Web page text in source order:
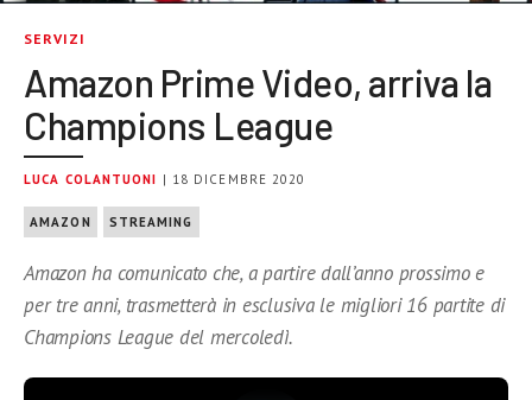
SERVIZI
Amazon Prime Video, arriva la
Champions League
LUCA COLANTUONI | 18 DICEMBRE 2020
AMAZON STREAMING
Amazon ha comunicato che, a partire dall’anno prossimo e
per tre anni, trasmetterà in esclusiva le migliori 16 partite di
Champions League del mercoledì.